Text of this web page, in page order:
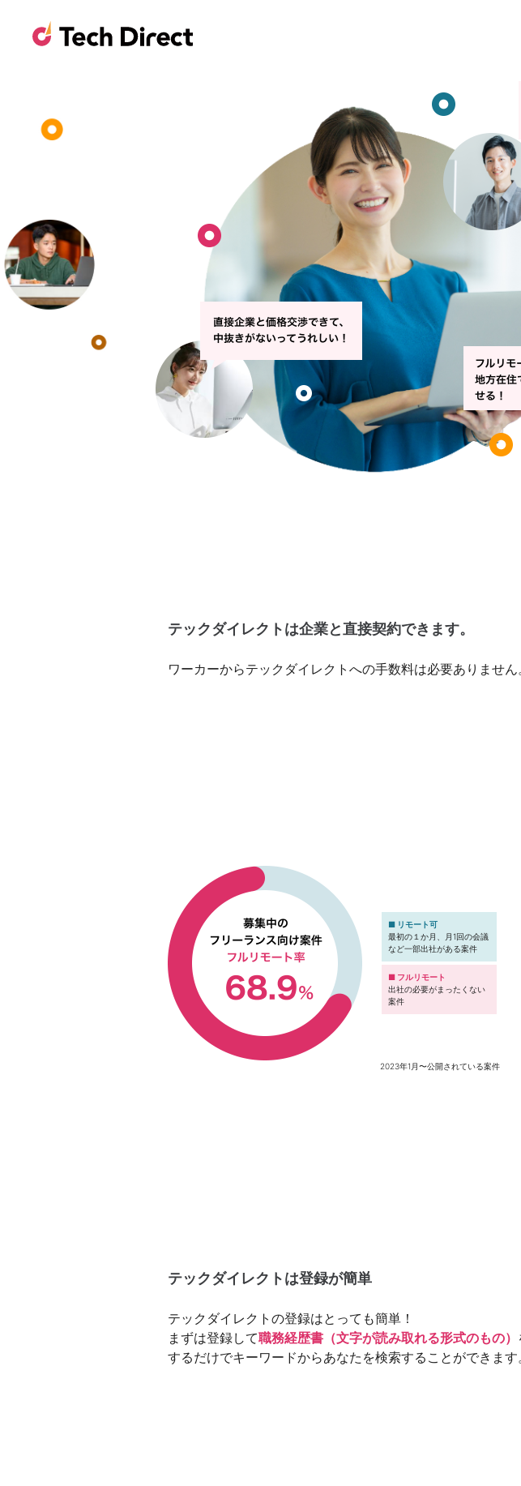
テックダイレクトは企業と直接契約できます。
ワーカーからテックダイレクトへの手数料は必要ありません
■ リモート可
最初の１か月、月1回の会議
など一部出社がある案件
■ フルリモート
出社の必要がまったくない
案件
2023年1月〜公開されている案件
テックダイレクトは登録が簡単
テックダイレクトの登録はとっても簡単！
まずは登録して職務経歴書（文字が読み取れる形式のもの）
するだけでキーワードからあなたを検索することができます